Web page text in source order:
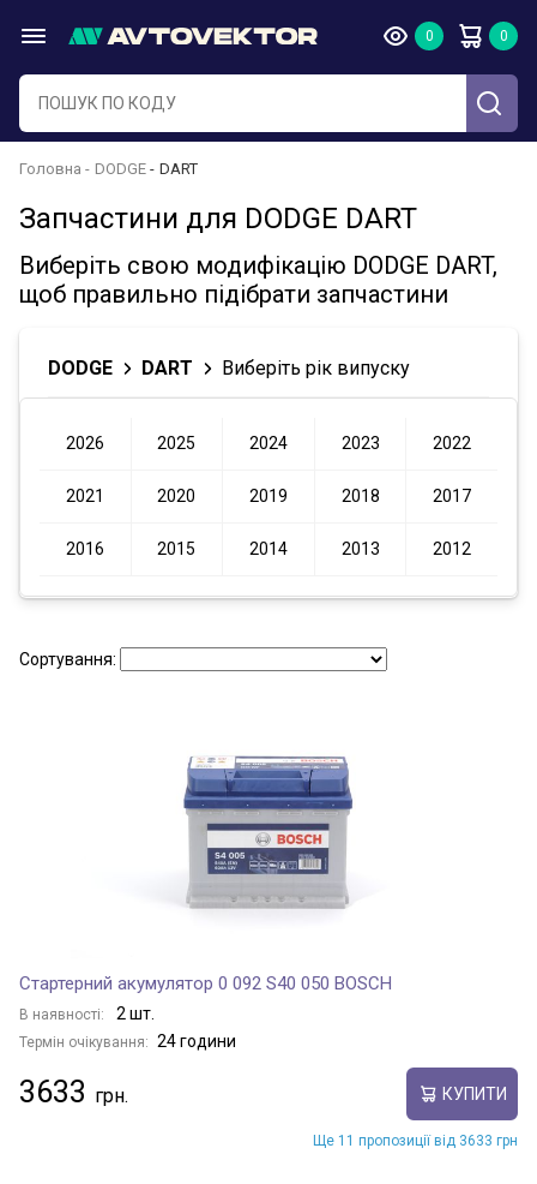
Головна DODGE DART
Запчастини для DODGE DART
Виберіть свою модифікацію DODGE DART,
щоб правильно підібрати запчастини
DODGE DART Виберіть рік випуску
2026 2025 2024 2023 2022
2021 2020 2019 2018 2017
2016 2015 2014 2013 2012
Сортування:
Стартерний акумулятор 0 092 S40 050 BOSCH
В наявності: 2 шт.
Термін очікування: 24 години
3633 КУПИТИ
Ще 11 пропозиції від 3633 грн